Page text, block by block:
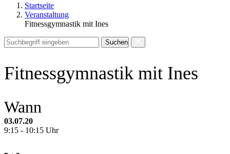
Startseite
Veranstaltung
Fitnessgymnastik mit Ines
Suchen
Fitnessgymnastik mit Ines
Wann
03.07.20
9:15 - 10:15 Uhr